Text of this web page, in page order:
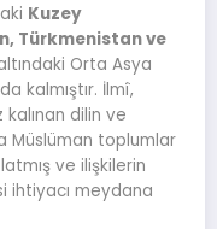
Kuzey
Türkmenistan ve
Orta Asya
kalmıştır. İlmî,
dilin ve
Müslüman toplumlar
ve ilişkilerin
ihtiyacı meydana